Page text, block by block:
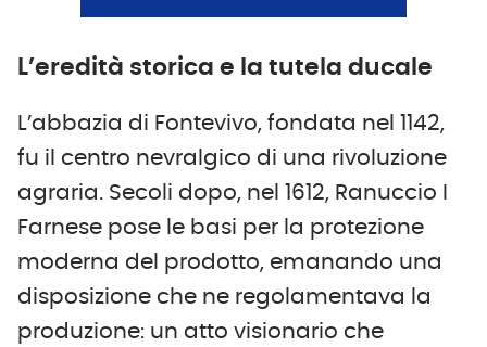
L’eredità storica e la tutela ducale
L’abbazia di Fontevivo, fondata nel 1142,
fu il centro nevralgico di una rivoluzione
agraria. Secoli dopo, nel 1612, Ranuccio I
Farnese pose le basi per la protezione
moderna del prodotto, emanando una
disposizione che ne regolamentava la
produzione: un atto visionario che